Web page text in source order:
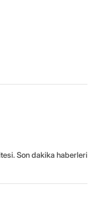
Son dakika haberleri